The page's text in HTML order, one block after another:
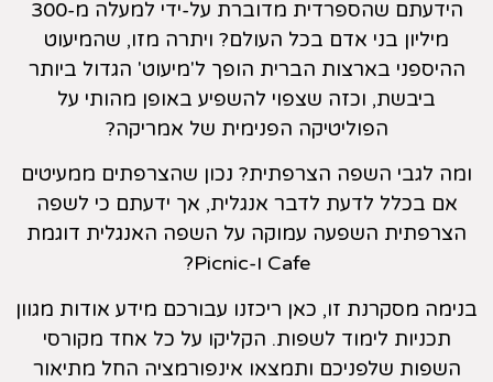
הידעתם שהספרדית מדוברת על-ידי למעלה מ-300
מיליון בני אדם בכל העולם? ויתרה מזו, שהמיעוט
ההיספני בארצות הברית הופך ל'מיעוט' הגדול ביותר
ביבשת, וכזה שצפוי להשפיע באופן מהותי על
הפוליטיקה הפנימית של אמריקה?
ומה לגבי השפה הצרפתית? נכון שהצרפתים ממעיטים
אם בכלל לדעת לדבר אנגלית, אך ידעתם כי לשפה
הצרפתית השפעה עמוקה על השפה האנגלית דוגמת
Cafe ו-Picnic?
בנימה מסקרנת זו, כאן ריכזנו עבורכם מידע אודות מגוון
תכניות לימוד לשפות. הקליקו על כל אחד מקורסי
השפות שלפניכם ותמצאו אינפורמציה החל מתיאור